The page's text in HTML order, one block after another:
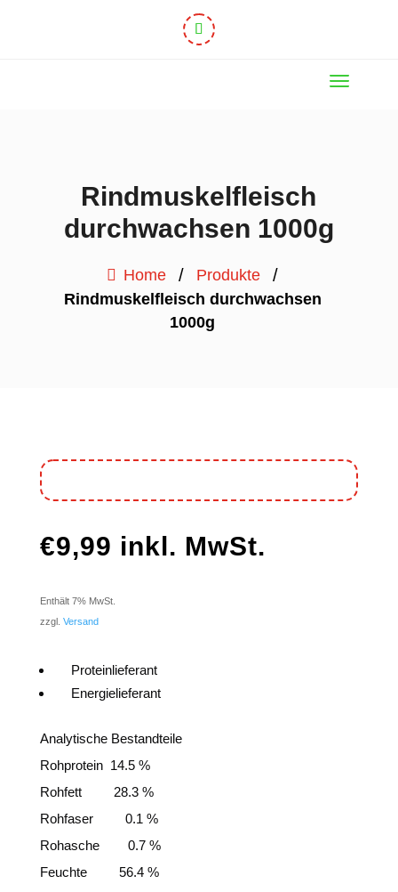
Rindmuskelfleisch
durchwachsen 1000g
Home / Produkte /
Rindmuskelfleisch durchwachsen
1000g
€9,99 inkl. MwSt.
Enthält 7% MwSt.
zzgl. Versand
Proteinlieferant
Energielieferant
Analytische Bestandteile
Rohprotein 14.5 %
Rohfett 28.3 %
Rohfaser 0.1 %
Rohasche 0.7 %
Feuchte 56.4 %